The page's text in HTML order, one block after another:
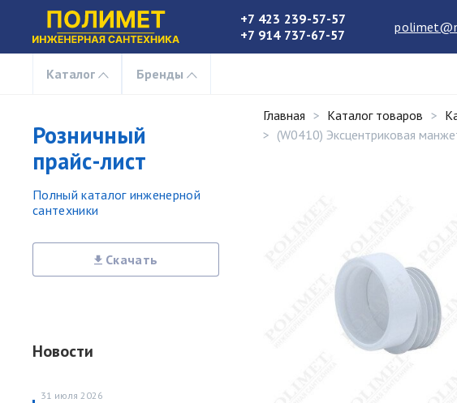
+7 423 239-57-57
+7 914 737-67-57
Каталог Бренды
Розничный
прайс-лист
Полный каталог инженерной
сантехники
Скачать
Новости
31 июля 2026
Главная Каталог товаров
(W0410) Эксцентриковая